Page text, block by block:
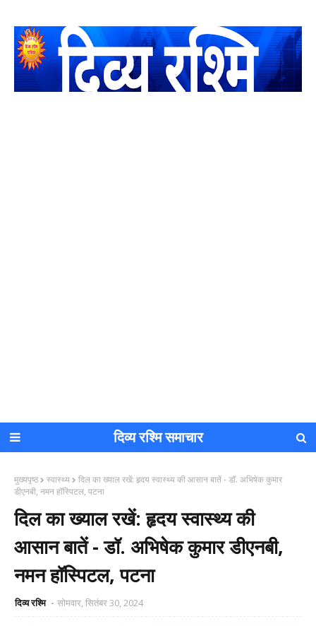
दिव्य रश्मि समाचार
मुख्यपृष्ठ स्वास्थ्य
दिल का ख्याल रखें: हृदय स्वास्थ्य की आसान बातें - डॉ. अभिषेक कुमार
डीएनबी, नमन हॉस्पिटल, पटना
दिल का ख्याल रखें: हृदय स्वास्थ्य की
आसान बातें - डॉ. अभिषेक कुमार डीएनबी,
नमन हॉस्पिटल, पटना
दिव्य रश्मि सोमवार, सितंबर 30, 2024